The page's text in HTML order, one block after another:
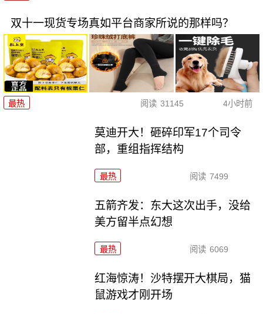
双十一现货专场真如平台商家所说的那样吗？
最热 阅读 31145 4小时前
莫迪开大！砸碎印军17个司令
部，重组指挥结构
最热 阅读 7499
五箭齐发：东大这次出手，没给
美方留半点幻想
最热 阅读 6069
红海惊涛！沙特摆开大棋局，猫
鼠游戏才刚开场